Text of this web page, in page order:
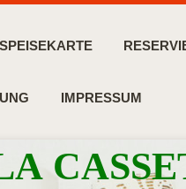
SPEISEKARTE
IMPRESSUM